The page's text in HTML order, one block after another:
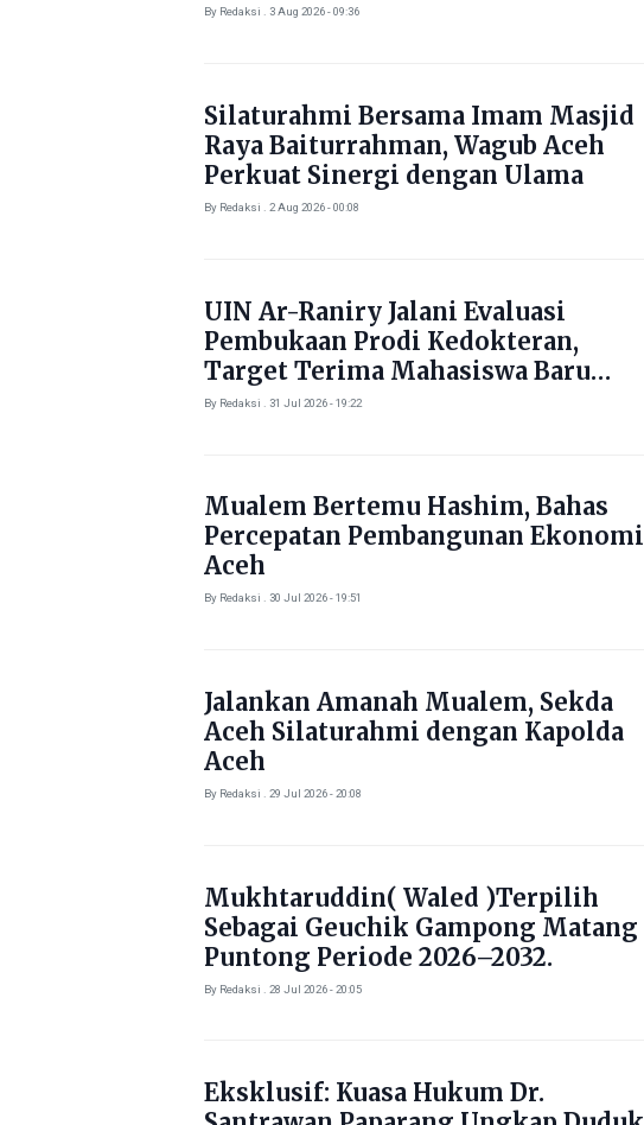
By Redaksi . 3 Aug 2026 - 09:36
Silaturahmi Bersama Imam Masjid
Raya Baiturrahman, Wagub Aceh
Perkuat Sinergi dengan Ulama
By Redaksi . 2 Aug 2026 - 00:08
UIN Ar-Raniry Jalani Evaluasi
Pembukaan Prodi Kedokteran,
Target Terima Mahasiswa Baru
Tahun Ini
By Redaksi . 31 Jul 2026 - 19:22
Mualem Bertemu Hashim, Bahas
Percepatan Pembangunan Ekonomi
Aceh
By Redaksi . 30 Jul 2026 - 19:51
Jalankan Amanah Mualem, Sekda
Aceh Silaturahmi dengan Kapolda
Aceh
By Redaksi . 29 Jul 2026 - 20:08
Mukhtaruddin( Waled )Terpilih
Sebagai Geuchik Gampong Matang
Puntong Periode 2026–2032.
By Redaksi . 28 Jul 2026 - 20:05
Eksklusif: Kuasa Hukum Dr.